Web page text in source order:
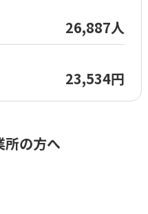
26,887人
23,534円
所の方へ